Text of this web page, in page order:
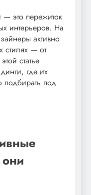
это пережиток
интерьеров. На
активно
стилях — от
статье
где их
подбирать под